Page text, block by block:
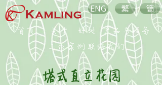
ENG 繁 簡
​塔式直立花园
联络我们
工作案例
产品与服务
好处
关于
首頁